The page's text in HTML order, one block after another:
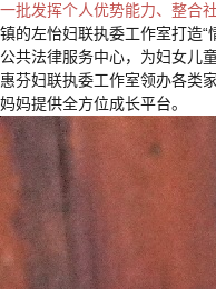
一批发挥个人优势能力、整合
镇的左怡妇联执委工作室打造
公共法律服务中心，为妇女儿
惠芬妇联执委工作室领办各类
妈妈提供全方位成长平台。